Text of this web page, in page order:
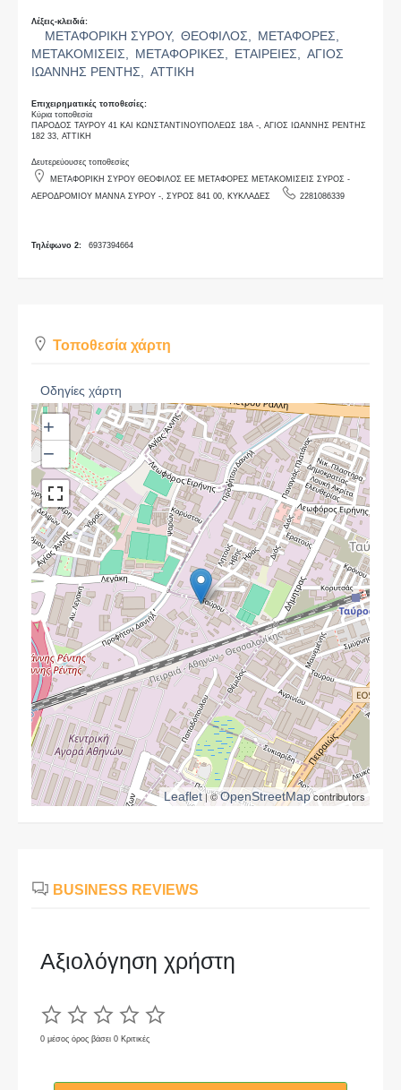
Λέξεις-κλειδιά:
ΜΕΤΑΦΟΡΙΚΗ ΣΥΡΟΥ, ΘΕΟΦΙΛΟΣ,
ΜΕΤΑΦΟΡΕΣ,
ΜΕΤΑΚΟΜΙΣΕΙΣ,
ΜΕΤΑΦΟΡΙΚΕΣ, ΕΤΑΙΡΕΙΕΣ,
ΑΓΙΟΣ
ΙΩΑΝΝΗΣ ΡΕΝΤΗΣ,
ΑΤΤΙΚΗ
Επιχειρηματικές τοποθεσίες:
Κύρια τοποθεσία
ΠΑΡΟΔΟΣ ΤΑΥΡΟΥ 41 ΚΑΙ ΚΩΝΣΤΑΝΤΙΝΟΥΠΟΛΕΩΣ 18Α -, ΑΓΙΟΣ ΙΩΑΝΝΗΣ ΡΕΝΤΗΣ
182 33, ΑΤΤΙΚΗ
Δευτερεύουσες τοποθεσίες
ΜΕΤΑΦΟΡΙΚΗ ΣΥΡΟΥ ΘΕΟΦΙΛΟΣ ΕΕ ΜΕΤΑΦΟΡΕΣ ΜΕΤΑΚΟΜΙΣΕΙΣ ΣΥΡΟΣ -
2281086339
Τηλέφωνο 2: 6937394664
Τοποθεσία χάρτη
Οδηγίες χάρτη
+
−
Leaflet| ©OpenStreetMapcontributors
BUSINESS REVIEWS
Αξιολόγηση χρήστη
0 μέσος όρος βάσει 0 Κριτικές